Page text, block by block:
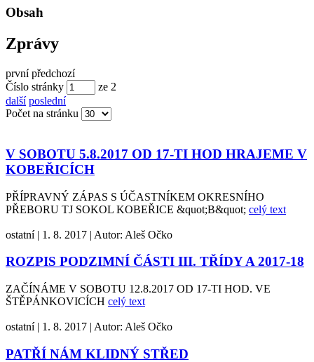
Obsah
Zprávy
první předchozí
Číslo stránky
ze 2
další poslední
Počet na stránku
V SOBOTU 5.8.2017 OD 17-TI HOD HRAJEME V
KOBEŘICÍCH
PŘÍPRAVNÝ ZÁPAS S ÚČASTNÍKEM OKRESNÍHO
PŘEBORU TJ SOKOL KOBEŘICE &quot;B&quot; celý text
ostatní | 1. 8. 2017 | Autor: Aleš Očko
ROZPIS PODZIMNÍ ČÁSTI III. TŘÍDY A 2017-18
ZAČÍNÁME V SOBOTU 12.8.2017 OD 17-TI HOD. VE
ŠTĚPÁNKOVICÍCH celý text
ostatní | 1. 8. 2017 | Autor: Aleš Očko
PATŘÍ NÁM KLIDNÝ STŘED